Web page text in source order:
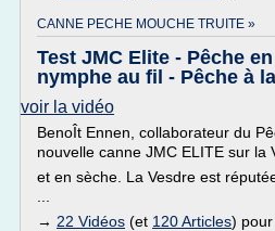
CANNE PECHE MOUCHE TRUITE »
Test JMC Elite - Pêche
nymphe au fil - Pêche à
voir la vidéo
BenoÎt Ennen, collaborateur du
nouvelle canne JMC ELITE sur la
et en sèche. La Vesdre est
→ 22 Vidéos (et 120 Articles)